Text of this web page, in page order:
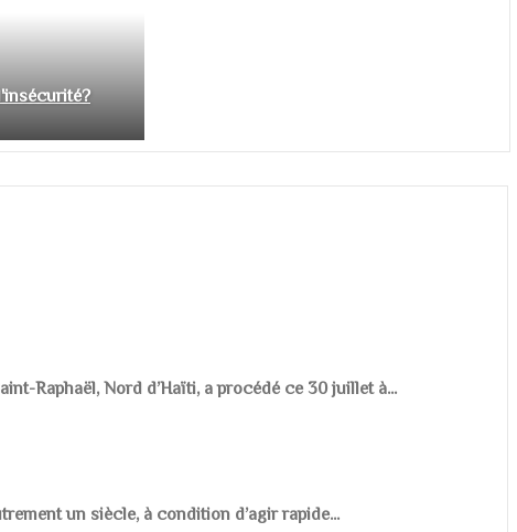
Raphaël, Nord d’Haïti, a procédé ce 30 juillet à...
un siècle, à condition d’agir rapide...